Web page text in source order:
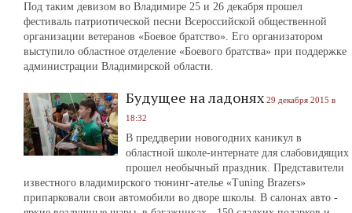
Под таким девизом во Владимире 25 и 26 декабря прошел
фестиваль патриотической песни Всероссийской общественной
организации ветеранов «Боевое братство». Его организатором
выступило областное отделение «Боевого братства» при поддержке
администрации Владимирской области.
Будущее на ладонях 29 декабря 2015 в
18:32
В преддверии новогодних каникул в
областной школе-интернате для слабовидящих
прошел необычный праздник. Представители
известного владимирского тюнинг-ателье «Tuning Brazers»
припарковали свои автомобили во дворе школы. В салонах авто -